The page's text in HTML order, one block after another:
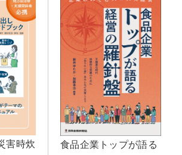
害時炊
食品企業トップが語る